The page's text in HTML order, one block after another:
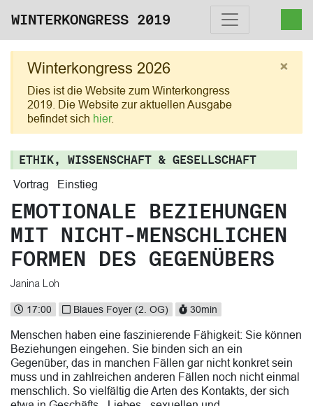
WINTERKONGRESS 2019
Winterkongress 2026
Dies ist die Website zum Winterkongress
2019. Die Website zur aktuellen Ausgabe
befindet sich hier.
×
ETHIK, WISSENSCHAFT & GESELLSCHAFT
Vortrag Einstieg
EMOTIONALE BEZIEHUNGEN
MIT NICHT-MENSCHLICHEN
FORMEN DES GEGENÜBERS
Janina Loh
17:00 Blaues Foyer (2. OG) 30min
Menschen haben eine faszinierende Fähigkeit: Sie können
Beziehungen eingehen. Sie binden sich an ein
Gegenüber, das in manchen Fällen gar nicht konkret sein
muss und in zahlreichen anderen Fällen noch nicht einmal
menschlich. So vielfältig die Arten des Kontakts, der sich